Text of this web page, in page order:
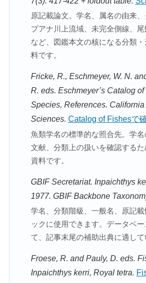
原記載論文。学名、属名の由来
プアナ川上流域、未完全側線、
など、図鑑本文の核になる分類
料です。
Fricke, R., Eschmeyer, W. N.
R. eds. Eschmeyer’s Catalog
Species, References. California
Sciences. Catalog of Fishesで
魚類学名の標準的な照合先。学
文献、分類上の扱いを確認する
資料です。
GBIF Secretariat. Inpaichthys
1977. GBIF Backbone
学名、分類階級、一般名、原記
ックに使用できます。データベ
て、記事末尾の補助出典に適して
Froese, R. and Pauly, D. eds.
Inpaichthys kerri, Royal tetra.